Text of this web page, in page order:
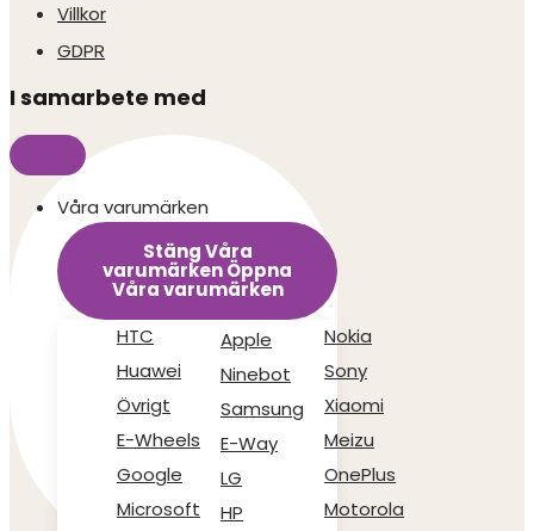
Villkor
GDPR
I samarbete med
Våra varumärken
Stäng Våra
varumärkenÖppna
Våra varumärken
HTC
Huawei
Övrigt
E-Wheels
Google
Microsoft
Apple
Ninebot
Samsung
E-Way
LG
HP
Nokia
Sony
Xiaomi
Meizu
OnePlus
Motorola